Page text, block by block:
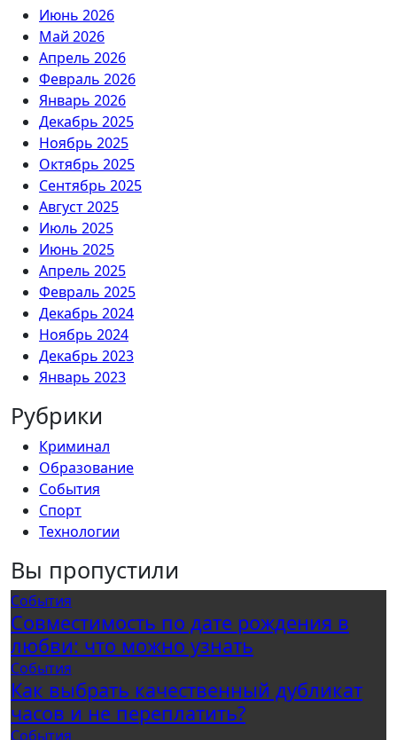
Июнь 2026
Май 2026
Апрель 2026
Февраль 2026
Январь 2026
Декабрь 2025
Ноябрь 2025
Октябрь 2025
Сентябрь 2025
Август 2025
Июль 2025
Июнь 2025
Апрель 2025
Февраль 2025
Декабрь 2024
Ноябрь 2024
Декабрь 2023
Январь 2023
Рубрики
Криминал
Образование
События
Спорт
Технологии
Вы пропустили
События
Совместимость по дате рождения в
любви: что можно узнать
События
Как выбрать качественный дубликат
часов и не переплатить?
События